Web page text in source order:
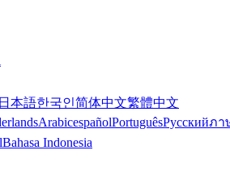
日本語한국인简体中文繁體中文
ArabicespañolPortuguêsРусскийภา
Bahasa Indonesia